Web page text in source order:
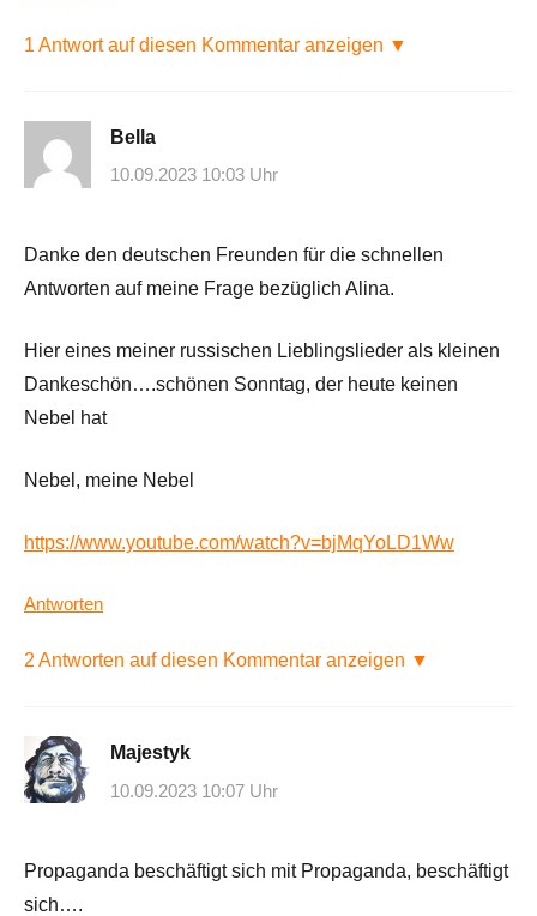
1 Antwort auf diesen Kommentar anzeigen ▼
Bella
10.09.2023 10:03 Uhr
Danke den deutschen Freunden für die schnellen
Antworten auf meine Frage bezüglich Alina.
Hier eines meiner russischen Lieblingslieder als kleinen
Dankeschön….schönen Sonntag, der heute keinen
Nebel hat
Nebel, meine Nebel
https://www.youtube.com/watch?v=bjMqYoLD1Ww
Antworten
2 Antworten auf diesen Kommentar anzeigen ▼
Majestyk
10.09.2023 10:07 Uhr
Propaganda beschäftigt sich mit Propaganda, beschäftigt
sich….